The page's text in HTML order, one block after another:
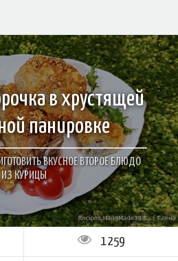
в хрустящей
панировке
ВКУСНОЕ ВТОРОЕ БЛЮДО
ИЗ КУРИЦЫ
1 259